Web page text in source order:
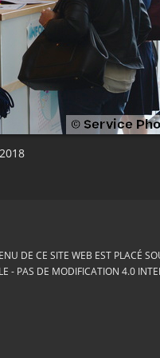
DE CE SITE WEB EST PLACÉ
- PAS DE MODIFICATION 4.0